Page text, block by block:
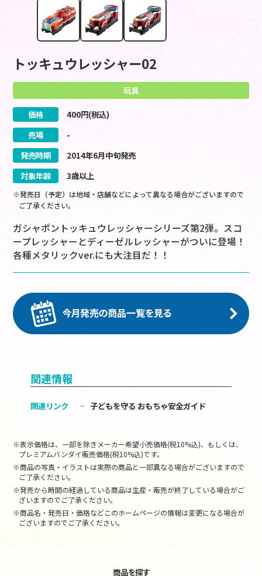
トッキュウレッシャー02
玩具
価格 400円(税込)
売場
-
発売時期
2014年6月中旬発売
対象年齢
3歳以上
※発売日（予定）は地域・店舗などによって異なる場合がございますので
ご了承ください。
ガシャポントッキュウレッシャーシリーズ第2弾。スコ
ープレッシャーとディーゼルレッシャーがついに登場！
各種メタリックver.にも大注目だ！！
関連情報
関連リンク 子どもを守る おもちゃ安全ガイド
※表示価格は、一部を除きメーカー希望小売価格(税10%込)、もしくは、
プレミアムバンダイ販売価格(税10%込)です。
※商品の写真・イラストは実際の商品と一部異なる場合がございますので
ご了承ください。
※発売から時間の経過している商品は生産・販売が終了している場合がご
ざいますのでご了承ください。
※商品名・発売日・価格などこのホームページの情報は変更になる場合が
ございますのでご了承ください。
商品を探す